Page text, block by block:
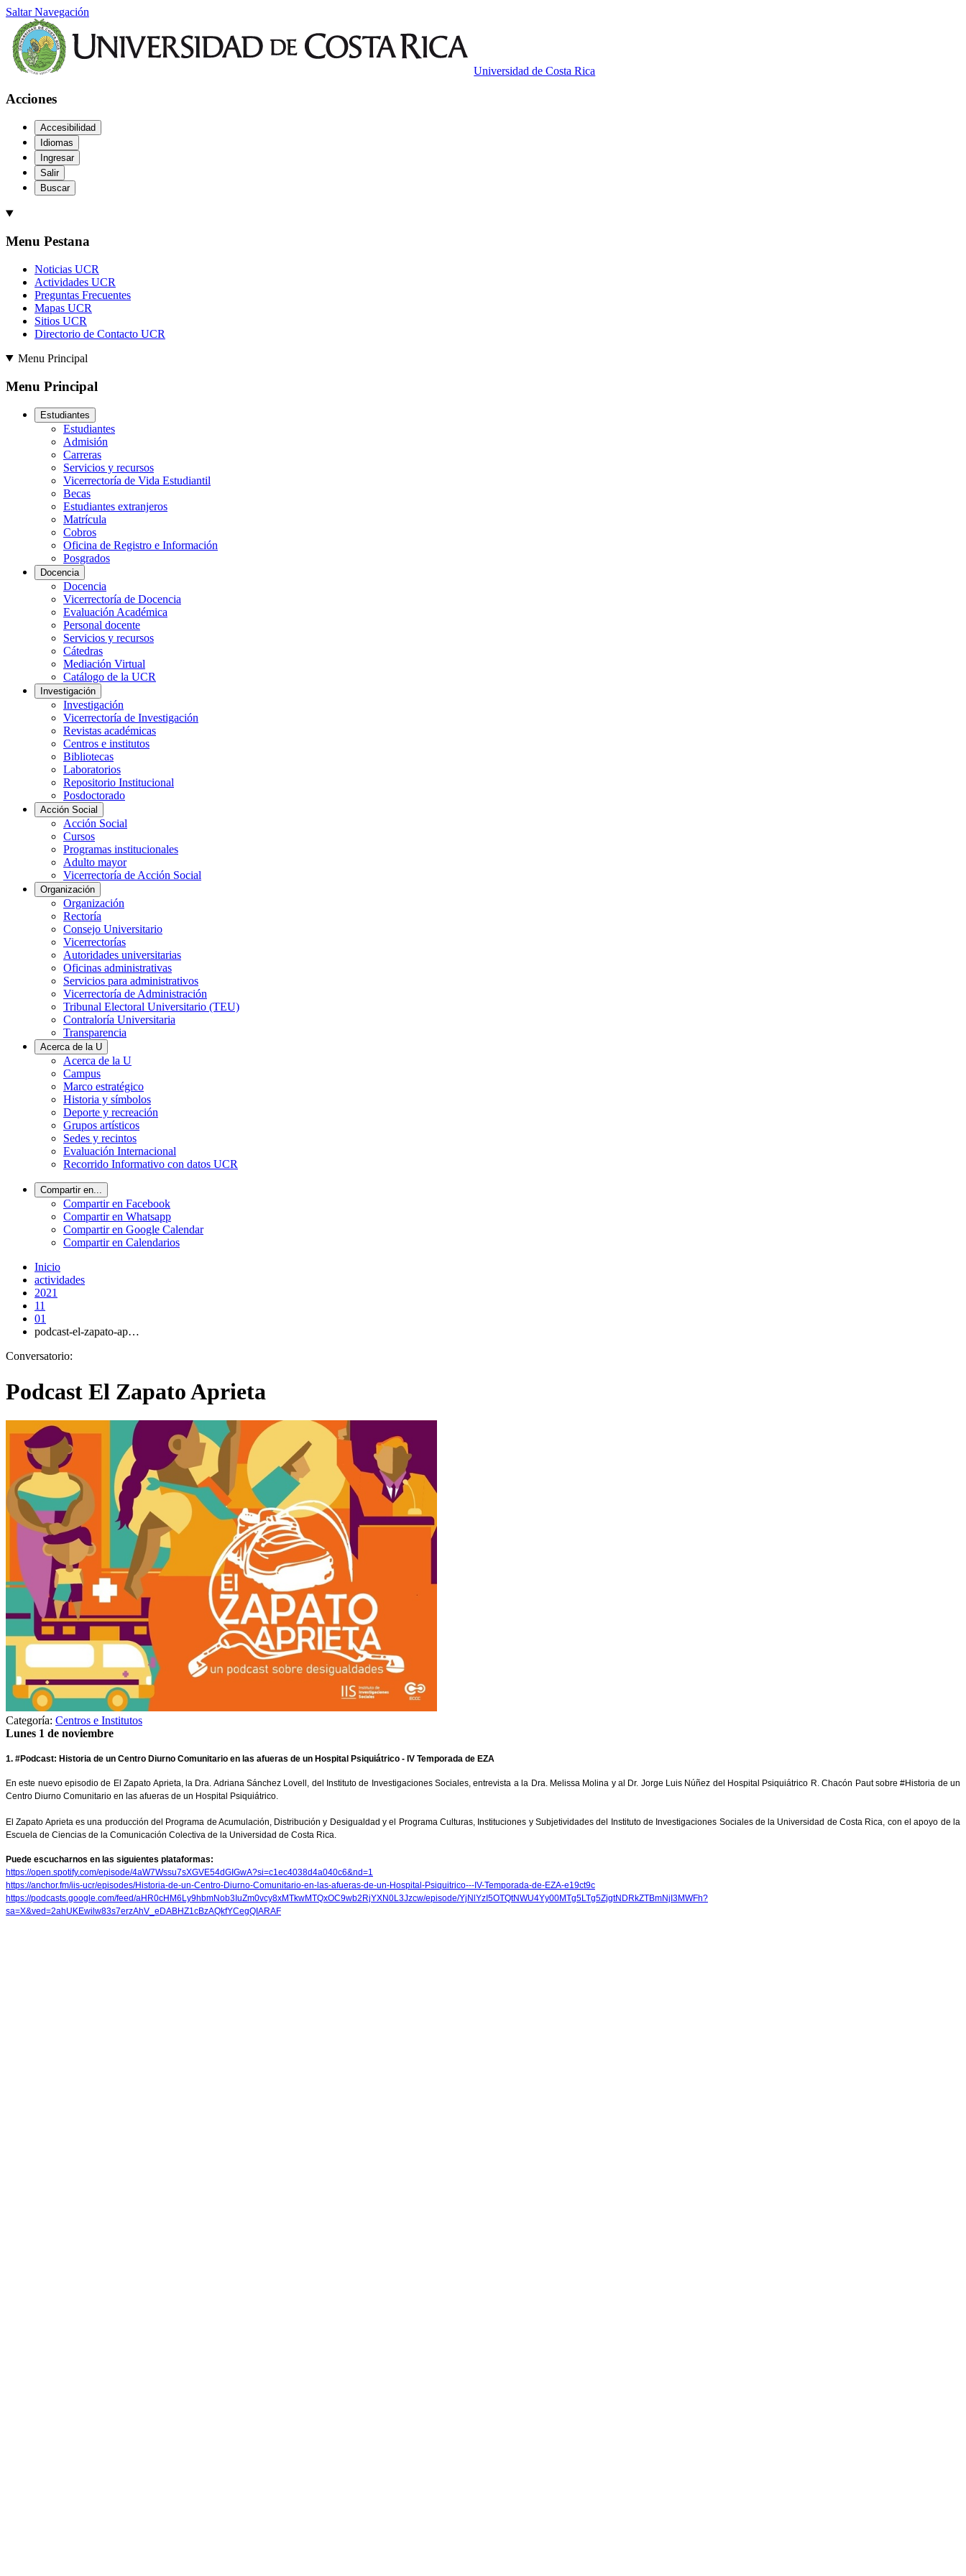
Saltar Navegación
Universidad de Costa Rica
Acciones
Accesibilidad
Idiomas
Ingresar
Salir
Buscar
Menu Pestana
Noticias UCR
Actividades UCR
Preguntas Frecuentes
Mapas UCR
Sitios UCR
Directorio de Contacto UCR
Menu Principal
Menu Principal
Estudiantes
Estudiantes
Admisión
Carreras
Servicios y recursos
Vicerrectoría de Vida Estudiantil
Becas
Estudiantes extranjeros
Matrícula
Cobros
Oficina de Registro e Información
Posgrados
Docencia
Docencia
Vicerrectoría de Docencia
Evaluación Académica
Personal docente
Servicios y recursos
Cátedras
Mediación Virtual
Catálogo de la UCR
Investigación
Investigación
Vicerrectoría de Investigación
Revistas académicas
Centros e institutos
Bibliotecas
Laboratorios
Repositorio Institucional
Posdoctorado
Acción Social
Acción Social
Cursos
Programas institucionales
Adulto mayor
Vicerrectoría de Acción Social
Organización
Organización
Rectoría
Consejo Universitario
Vicerrectorías
Autoridades universitarias
Oficinas administrativas
Servicios para administrativos
Vicerrectoría de Administración
Tribunal Electoral Universitario (TEU)
Contraloría Universitaria
Transparencia
Acerca de la U
Acerca de la U
Campus
Marco estratégico
Historia y símbolos
Deporte y recreación
Grupos artísticos
Sedes y recintos
Evaluación Internacional
Recorrido Informativo con datos UCR
Compartir en...
Compartir en Facebook
Compartir en Whatsapp
Compartir en Google Calendar
Compartir en Calendarios
Inicio
actividades
2021
11
01
podcast-el-zapato-ap…
Conversatorio:
Podcast El Zapato Aprieta
Categoría: Centros e Institutos
Lunes 1 de noviembre
1. #Podcast: Historia de un Centro Diurno Comunitario en las afueras de un Hospital Psiquiátrico - IV Temporada de EZA
En este nuevo episodio de El Zapato Aprieta, la Dra. Adriana Sánchez Lovell, del Instituto de Investigaciones Sociales, entrevista a la Dra. Melissa Molina y al Dr. Jorge Luis Núñez del Hospital Psiquiátrico R. Chacón Paut sobre #Historia de un
Centro Diurno Comunitario en las afueras de un Hospital Psiquiátrico.
El Zapato Aprieta es una producción del Programa de Acumulación, Distribución y Desigualdad y el Programa Culturas, Instituciones y Subjetividades del Instituto de Investigaciones Sociales de la Universidad de Costa Rica, con el apoyo de la
Escuela de Ciencias de la Comunicación Colectiva de la Universidad de Costa Rica.
Puede escucharnos en las siguientes plataformas:
https://open.spotify.com/episode/4aW7Wssu7sXGVE54dGIGwA?si=c1ec4038d4a040c6&nd=1
https://anchor.fm/iis-ucr/episodes/Historia-de-un-Centro-Diurno-Comunitario-en-las-afueras-de-un-Hospital-Psiquitrico---IV-Temporada-de-EZA-e19ct9c
https://podcasts.google.com/feed/aHR0cHM6Ly9hbmNob3IuZm0vcy8xMTkwMTQxOC9wb2RjYXN0L3Jzcw/episode/YjNlYzI5OTQtNWU4Yy00MTg5LTg5ZjgtNDRkZTBmNjI3MWFh?
sa=X&ved=2ahUKEwilw83s7erzAhV_eDABHZ1cBzAQkfYCegQIARAF